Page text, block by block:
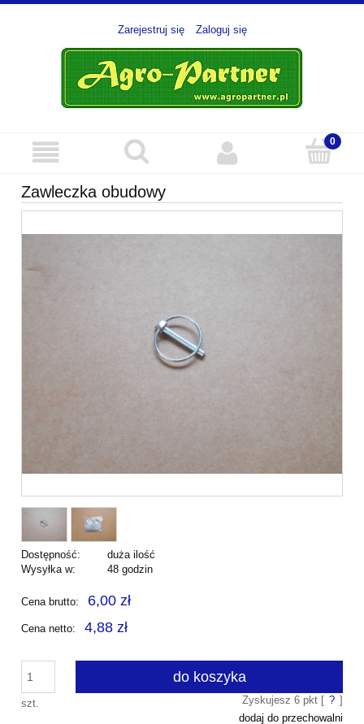
Zarejestruj się Zaloguj się
Zawleczka obudowy
Dostępność:
duża ilość
Wysyłka w:
48 godzin
Cena brutto: 6,00 zł
Cena netto: 4,88 zł
szt.
do koszyka
Zyskujesz 6pkt [ ? ]
dodaj do przechowalni